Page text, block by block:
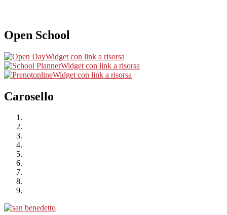
Open School
Widget con link a risorsa
Widget con link a risorsa
Widget con link a risorsa
Carosello